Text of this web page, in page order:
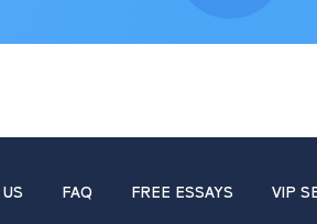
FAQ FREE ESSAYS VIP